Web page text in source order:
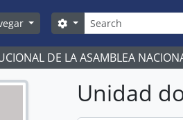
Búsqueda
Search options
DE LA ASAMBLEA
Unidad